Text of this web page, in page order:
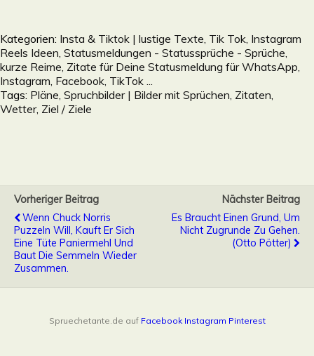
Kategorien: Insta & Tiktok | lustige Texte, Tik Tok, Instagram
Reels Ideen Statusmeldungen - Statussprüche - Sprüche,
kurze Reime, Zitate für Deine Statusmeldung für WhatsApp,
Instagram, Facebook, TikTok ...
Tags: Pläne Spruchbilder | Bilder mit Sprüchen, Zitaten
Wetter, Ziel / Ziele
Vorheriger Beitrag
Wenn Chuck Norris
Puzzeln Will, Kauft Er Sich
Eine Tüte Paniermehl Und
Baut Die Semmeln Wieder
Zusammen.
Nächster Beitrag
Es Braucht Einen Grund, Um
Nicht Zugrunde Zu Gehen.
(Otto Pötter)
Spruechetante.de auf Facebook Instagram Pinterest